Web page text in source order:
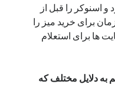
ادعای نت‌بلاکس: قطعی اینترنت ایران بیش از 120 ساعت ادامه یافت؛ اتصال
و اسنوکر را قبل از
برای خرید میز را
ها برای استعلام
به دلایل مختلف که